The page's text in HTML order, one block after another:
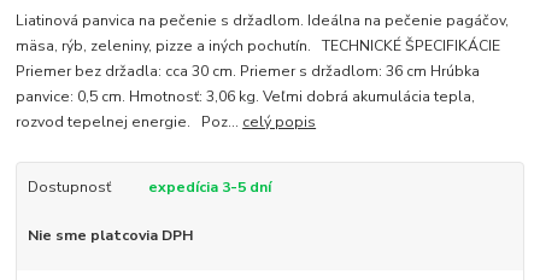
Liatinová panvica na pečenie s držadlom. Ideálna na pečenie pagáčov,
mäsa, rýb, zeleniny, pizze a iných pochutín. TECHNICKÉ ŠPECIFIKÁCIE
Priemer bez držadla: cca 30 cm. Priemer s držadlom: 36 cm Hrúbka
panvice: 0,5 cm. Hmotnosť: 3,06 kg. Veľmi dobrá akumulácia tepla,
rozvod tepelnej energie. Poz... celý popis
Dostupnosť expedícia 3-5 dní
Nie sme platcovia DPH